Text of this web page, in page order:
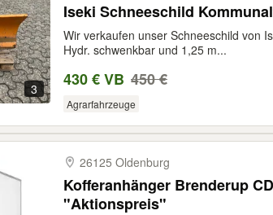
3
Iseki Schneeschild
Wir verkaufen unser Schneeschild von
Hydr. schwenkbar und 1,25 m...
430 € VB 450 €
Agrarfahrzeuge
26125 Oldenburg
Kofferanhänger Brenderup
"Aktionspreis"